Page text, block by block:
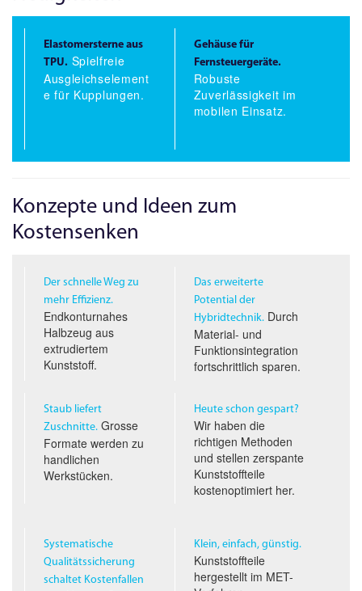
Elastomersterne aus
TPU. Spielfreie
Ausgleichselement
e für Kupplungen.
Gehäuse für
Fernsteuergeräte.
Robuste
Zuverlässigkeit im
mobilen Einsatz.
Konzepte und Ideen zum
Kostensenken
Der schnelle Weg zu
mehr Effizienz.
Endkonturnahes
Halbzeug aus
extrudiertem
Kunststoff.
Das erweiterte
Potential der
Hybridtechnik.Durch
Material- und
Funktionsintegration
fortschrittlich sparen.
Staub liefert
Zuschnitte.Grosse
Formate werden zu
handlichen
Werkstücken.
Heute schon gespart?
Wir haben die
richtigen Methoden
und stellen zerspante
Kunststoffteile
kostenoptimiert her.
Systematische
Qualitäts­sicherung
schaltet Kostenfallen
Klein, einfach, günstig.
Kunststoffteile
hergestellt im MET-